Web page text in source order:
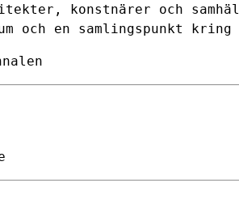
konstnärer och
och en samlingspunkt